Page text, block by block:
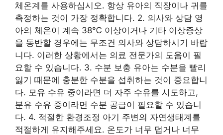
체온계를 사용하십시오. 항상 유아의 직장이나 귀를
측정하는 것이 가장 정확합니다. 2. 의사와 상담 영
아의 체온이 계속 38℃ 이상이거나 기타 이상증상
을 동반할 경우에는 무조건 의사와 상담하시기 바랍
니다. 이러한 상황에서는 의료 전문가의 도움이 필
요할 수 있습니다. 3. 수분 보충 유아는 수분을 빨리
잃기 때문에 충분한 수분을 섭취하는 것이 중요합니
다. 모유 수유 중이라면 더 자주 수유를 시도하고,
분유 수유 중이라면 수분 공급이 필요할 수 있습니
다. 4. 적절한 환경조정 아기 주변의 자연생태계를
적절하게 유지해주세요. 온도가 너무 덥거나 너무